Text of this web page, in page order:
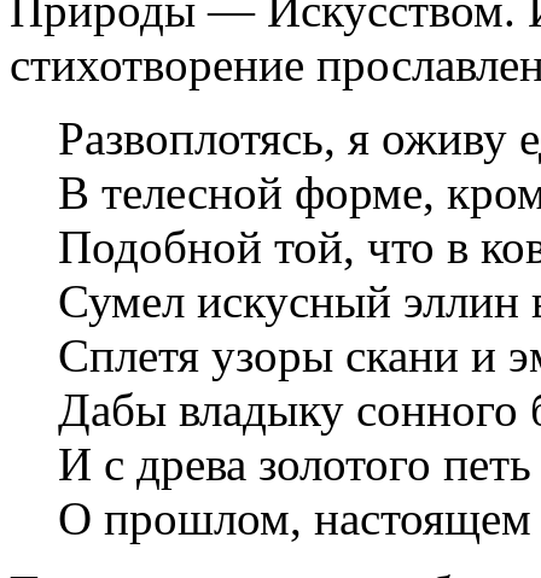
стихотворение
Развоплотясь, я оживу
В телесной форме,
Подобной той, что в
Сумел искусный эллин
Сплетя узоры скани и
Дабы владыку сонного
И с древа золотого
О прошлом,